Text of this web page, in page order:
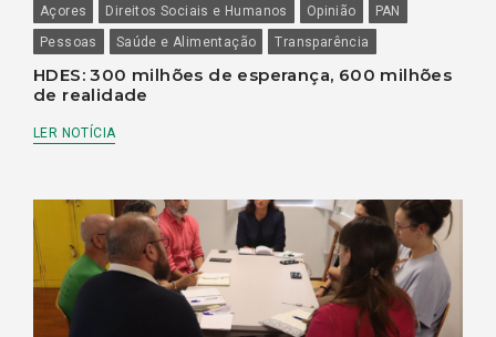
Açores Direitos Sociais e Humanos Opinião
PAN
Pessoas
Saúde e Alimentação Transparência
HDES: 300 milhões de esperança, 600 milhões
de realidade
LER NOTÍCIA